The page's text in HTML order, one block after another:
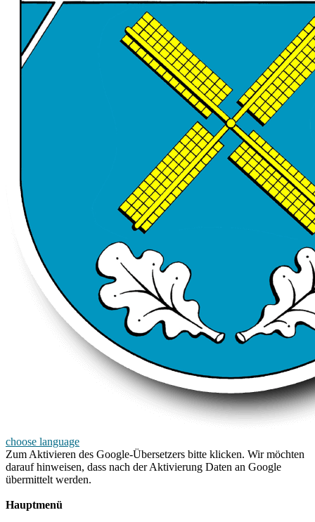
choose language
Zum Aktivieren des Google-Übersetzers bitte klicken. Wir möchten
darauf hinweisen, dass nach der Aktivierung Daten an Google
übermittelt werden.
Hauptmenü